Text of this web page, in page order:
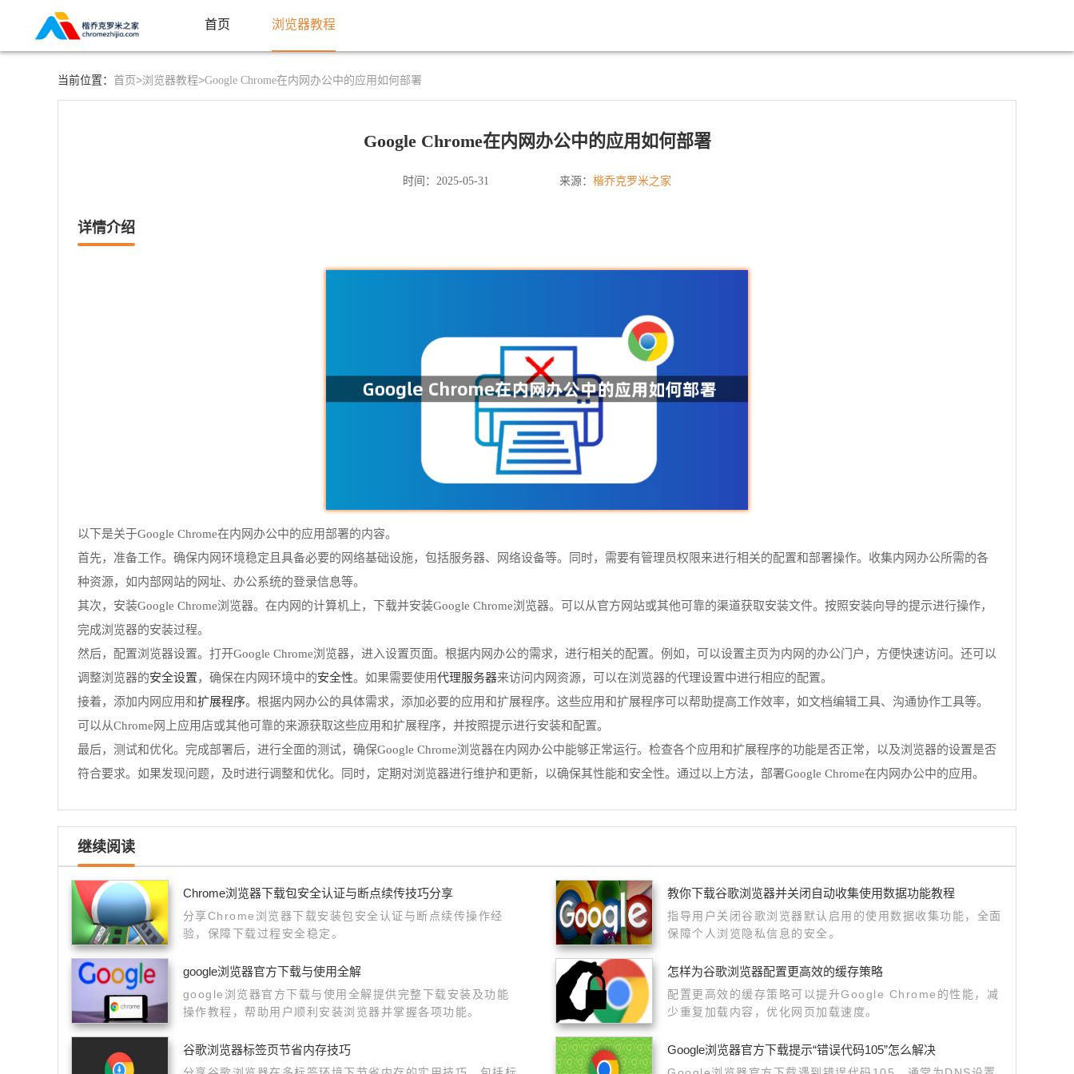
首页 浏览器教程
当前位置： 首页>浏览器教程>Google Chrome在内网办公中的应用如何部署
Google Chrome在内网办公中的应用如何部署
时间：2025-05-31 来源： 楷乔克罗米之家
详情介绍
以下是关于Google Chrome在内网办公中的应用部署的内容。
首先，准备工作。确保内网环境稳定且具备必要的网络基础设施，包括服务器、网络设备等。同时，需要有管理员权限来进行相关的配置和部署操作。收集内网办公所需的各
种资源，如内部网站的网址、办公系统的登录信息等。
其次，安装Google Chrome浏览器。在内网的计算机上，下载并安装Google Chrome浏览器。可以从官方网站或其他可靠的渠道获取安装文件。按照安装向导的提示进行操作，
完成浏览器的安装过程。
然后，配置浏览器设置。打开Google Chrome浏览器，进入设置页面。根据内网办公的需求，进行相关的配置。例如，可以设置主页为内网的办公门户，方便快速访问。还可以
调整浏览器的安全设置，确保在内网环境中的安全性。如果需要使用代理服务器来访问内网资源，可以在浏览器的代理设置中进行相应的配置。
接着，添加内网应用和扩展程序。根据内网办公的具体需求，添加必要的应用和扩展程序。这些应用和扩展程序可以帮助提高工作效率，如文档编辑工具、沟通协作工具等。
可以从Chrome网上应用店或其他可靠的来源获取这些应用和扩展程序，并按照提示进行安装和配置。
最后，测试和优化。完成部署后，进行全面的测试，确保Google Chrome浏览器在内网办公中能够正常运行。检查各个应用和扩展程序的功能是否正常，以及浏览器的设置是否
符合要求。如果发现问题，及时进行调整和优化。同时，定期对浏览器进行维护和更新，以确保其性能和安全性。通过以上方法，部署Google Chrome在内网办公中的应用。
继续阅读
Chrome浏览器下载包安全认证与断点续传技巧分享
分享Chrome浏览器下载安装包安全认证与断点续传操作经
验，保障下载过程安全稳定。
教你下载谷歌浏览器并关闭自动收集使用数据功能教程
指导用户关闭谷歌浏览器默认启用的使用数据收集功能，全面
保障个人浏览隐私信息的安全。
google浏览器官方下载与使用全解
google浏览器官方下载与使用全解提供完整下载安装及功能
操作教程，帮助用户顺利安装浏览器并掌握各项功能。
怎样为谷歌浏览器配置更高效的缓存策略
配置更高效的缓存策略可以提升Google Chrome的性能，减
少重复加载内容，优化网页加载速度。
谷歌浏览器标签页节省内存技巧 Google浏览器官方下载提示“错误代码105”怎么解决